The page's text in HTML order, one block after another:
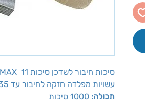
סיכות חיבור לשדכן סיכות MAX 11
עשויות מפלדה חזקה לחיבור עד 35 דפים.
תכולה: